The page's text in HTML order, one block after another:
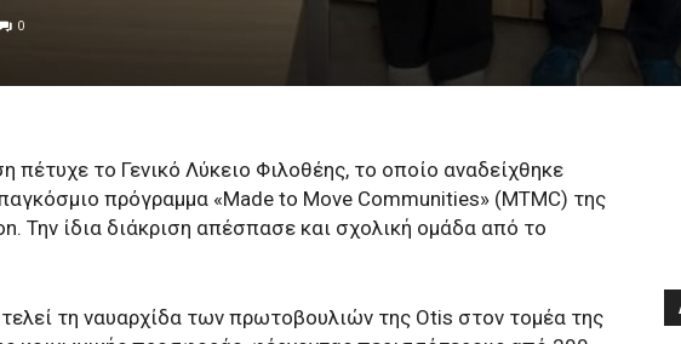
0
πέτυχε το Γενικό Λύκειο Φιλοθέης, το οποίο αναδείχθηκε
πρόγραμμα «Made to Move Communities» (MTMC) της
Την ίδια διάκριση απέσπασε και σχολική ομάδα από το
τη ναυαρχίδα των πρωτοβουλιών της Otis στον τομέα της